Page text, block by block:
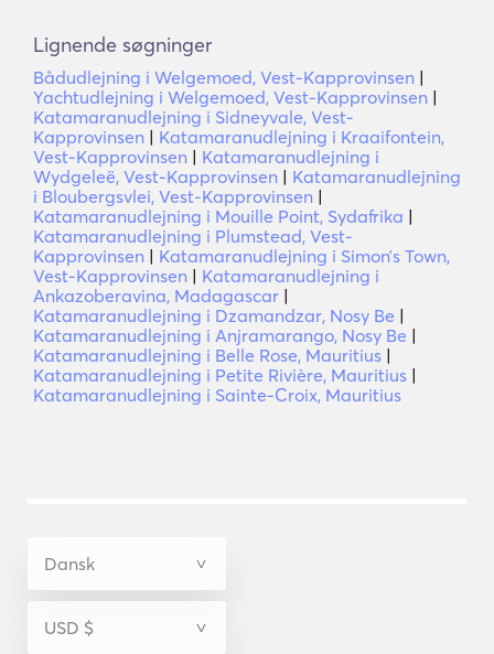
Lignende søgninger
Bådudlejning i Welgemoed, Vest-Kapprovinsen |
Yachtudlejning i Welgemoed, Vest-Kapprovinsen |
Katamaranudlejning i Sidneyvale, Vest-
Kapprovinsen | Katamaranudlejning i Kraaifontein,
Vest-Kapprovinsen | Katamaranudlejning i
Wydgeleë, Vest-Kapprovinsen | Katamaranudlejning
i Bloubergsvlei, Vest-Kapprovinsen |
Katamaranudlejning i Mouille Point, Sydafrika |
Katamaranudlejning i Plumstead, Vest-
Kapprovinsen | Katamaranudlejning i Simonʼs Town,
Vest-Kapprovinsen | Katamaranudlejning i
Ankazoberavina, Madagascar |
Katamaranudlejning i Dzamandzar, Nosy Be |
Katamaranudlejning i Anjramarango, Nosy Be |
Katamaranudlejning i Belle Rose, Mauritius |
Katamaranudlejning i Petite Rivière, Mauritius |
Katamaranudlejning i Sainte-Croix, Mauritius